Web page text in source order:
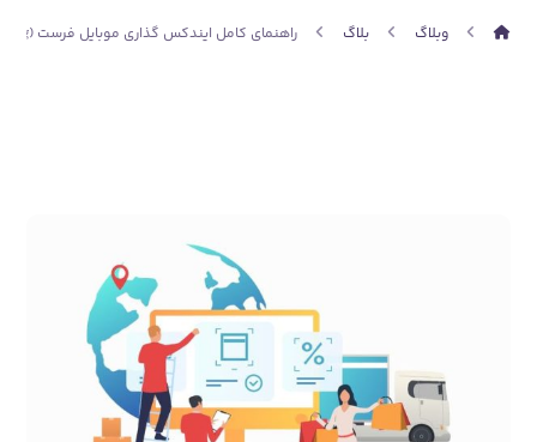
وبلاگ بلاگ راهنمای کامل ایندکس گذاری موبایل فرست (Mobile-First Indexing)